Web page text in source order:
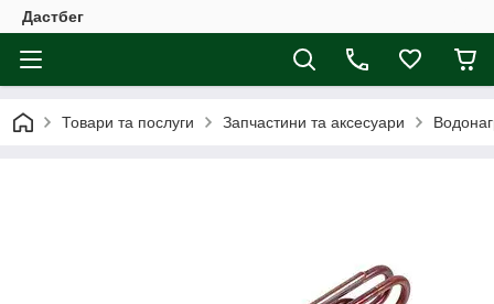
Дастбег
Товари та послуги Запчастини та аксесуари